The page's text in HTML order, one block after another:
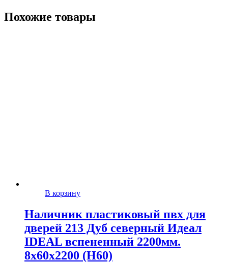
Похожие товары
В корзину
Наличник пластиковый пвх для
дверей 213 Дуб северный Идеал
IDEAL вспененный 2200мм.
8х60х2200 (Н60)